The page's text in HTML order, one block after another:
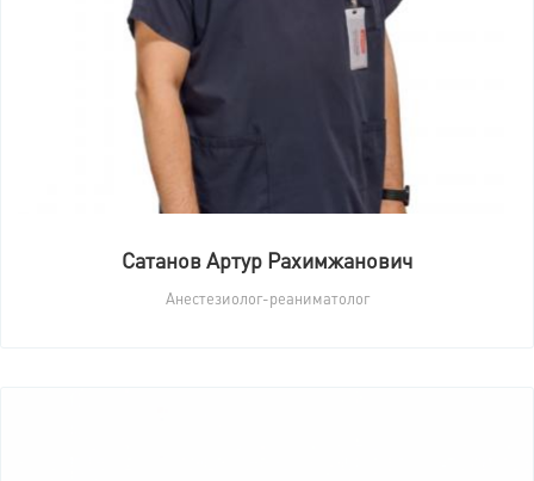
Сатанов Артур Рахимжанович
Анестезиолог-реаниматолог